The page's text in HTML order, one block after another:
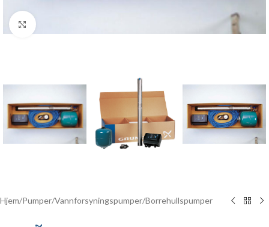
Click to enlarge
Hjem/Pumper/Vannforsyningspumper/Borrehullspumper